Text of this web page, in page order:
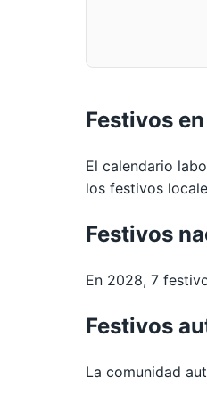
Festivos
El calendario
los festivos
Festivos
En 2028, 7
Festivos
La comunidad